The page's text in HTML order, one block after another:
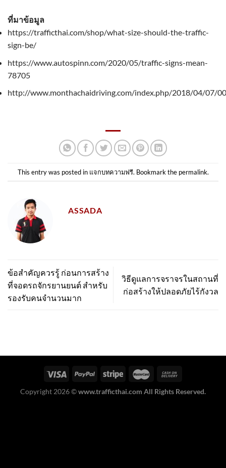
ที่มาข้อมูล
https://trafficthai.com/shop/what-size-should-the-traffic-
sign-be/
https://www.autospinn.com/2020/05/traffic-signs-mean-
78705
http://www.monthachaidriving.com/index.php/2018/04/07/
This entry was posted in แจกบทความฟรี. Bookmark the permalink.
ASSADA
ข้อสำคัญควรรู้ ก่อนการสร้าง
ที่จอดรถจักรยานยนต์ สำหรับ
รองรับคนจำนวนมาก
วิธีดูแลการจราจรในสถานที่
ก่อสร้างให้ปลอดภัยไร้กังวล
Copyright 2026 ©www.trafficthai.com All Rights Reserved.